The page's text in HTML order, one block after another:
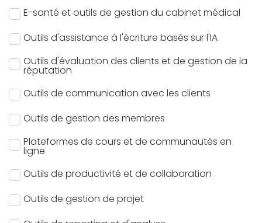
E-santé et outils de gestion du cabinet médical
Outils d'assistance à l'écriture basés sur l'IA
Outils d'évaluation des clients et de gestion de la
réputation
Outils de communication avec les clients
Outils de gestion des membres
Plateformes de cours et de communautés en
ligne
Outils de productivité et de collaboration
Outils de gestion de projet